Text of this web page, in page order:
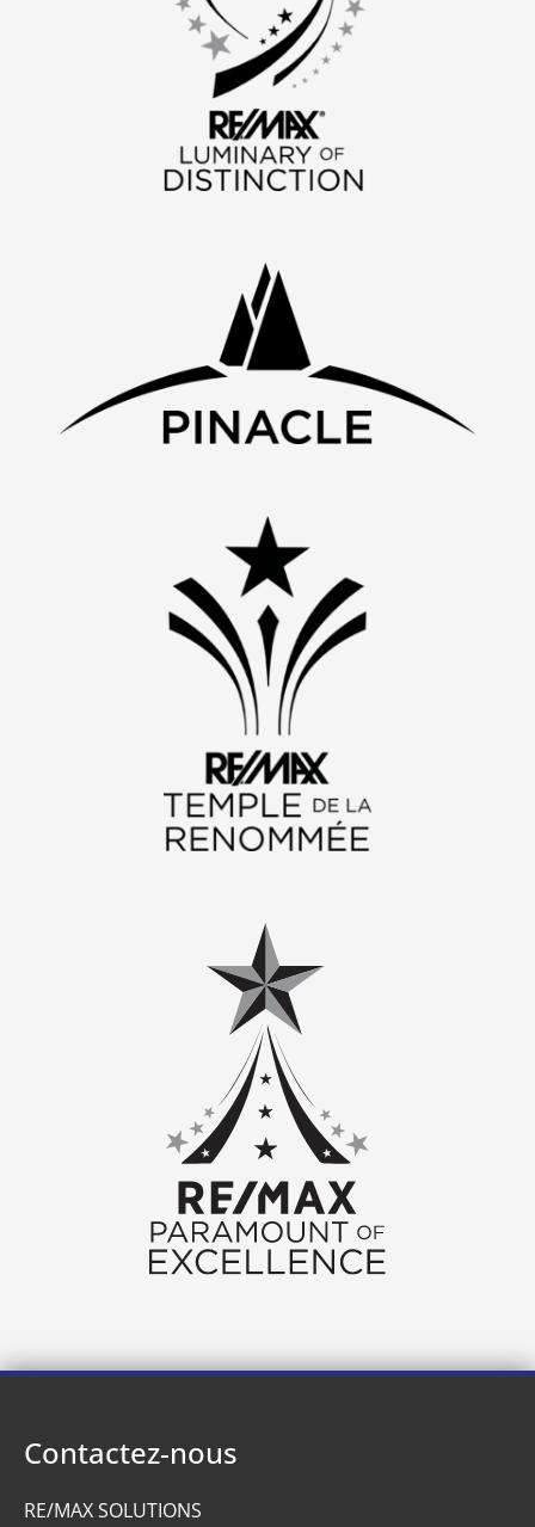
Contactez-nous
RE/MAX SOLUTIONS